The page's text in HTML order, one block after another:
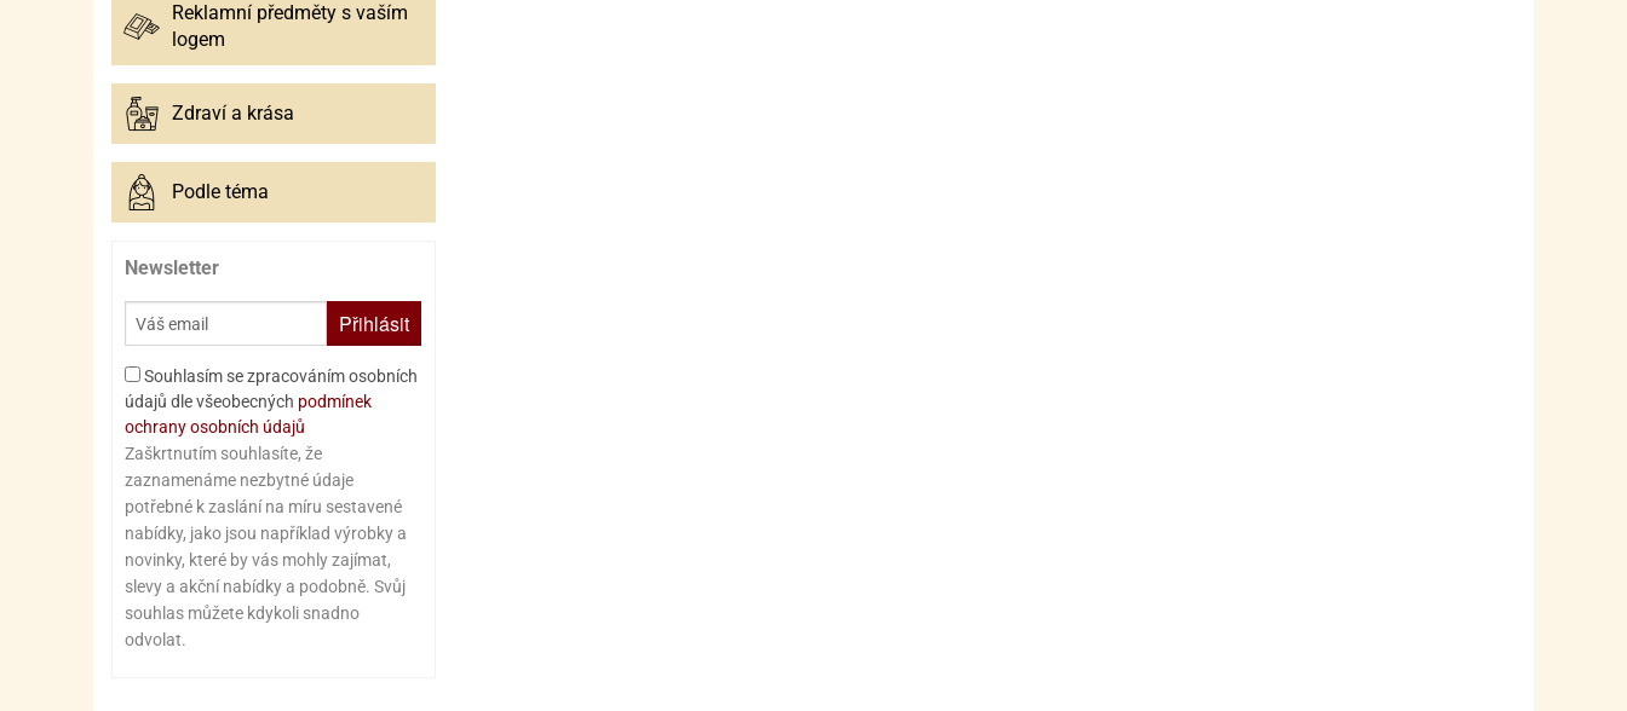
Reklamní předměty s vaším
logem
Zdraví a krása
Podle téma
Newsletter
Přihlásit
Souhlasím se zpracováním osobních
údajů dle všeobecných podmínek
ochrany osobních údajů
Zaškrtnutím souhlasíte, že
zaznamenáme nezbytné údaje
potřebné k zaslání na míru sestavené
nabídky, jako jsou například výrobky a
novinky, které by vás mohly zajímat,
slevy a akční nabídky a podobně. Svůj
souhlas můžete kdykoli snadno
odvolat.